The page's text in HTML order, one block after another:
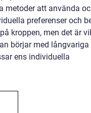
metoder att använda
preferenser och
kroppen, men det är
börjar med långvariga
ens individuella